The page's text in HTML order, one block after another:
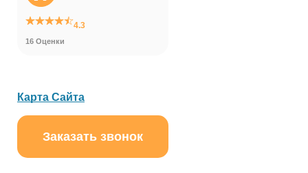
4.3
16 Оценки
Карта Сайта
Заказать звонок
online